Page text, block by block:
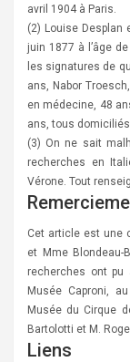
avril 1904 à Paris.
(2) Louise
juin 1877 à l’âge
les signatures de
ans, Nabor
en médecine, 48
ans, tous
(3) On ne sait
recherches en
Vérone. Tout
Cet article est une
et Mme Blondeau-
recherches ont pu
Musée Caproni,
Musée du Cirque
Bartolotti et M.
Liens